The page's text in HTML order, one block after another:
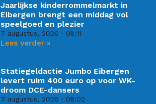
Jaarlijkse kinderrommelmarkt in
Eibergen brengt een middag vol
speelgoed en plezier
7 augustus, 2026 08:11
Lees verder »
Statiegeldactie Jumbo Eibergen
levert ruim 400 euro op voor WK-
droom DCE-dansers
7 augustus, 2026 08:02